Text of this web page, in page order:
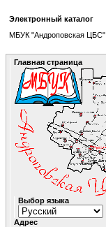
Электронный каталог
МБУК "Андроповская ЦБС"
Главная страница
Выбор языка
Адрес